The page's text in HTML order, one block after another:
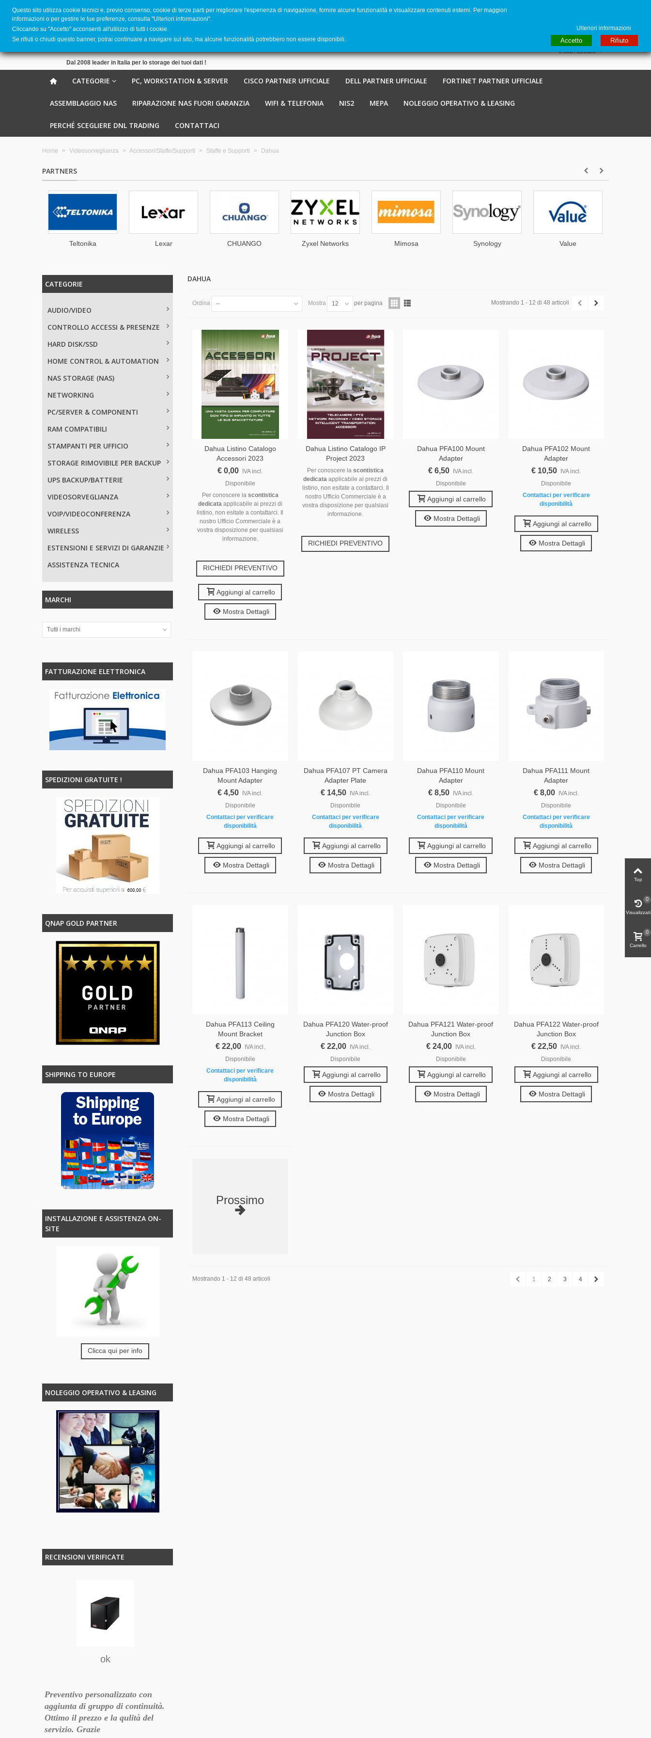
Dal 2008 leader in Italia per lo storage dei tuoi dati !
Il Mio Account
CATEGORIE PC, WORKSTATION & SERVER CISCO PARTNER UFFICIALE DELL PARTNER UFFICIALE FORTINET PARTNER UFFICIALE
ASSEMBLAGGIO NAS RIPARAZIONE NAS FUORI GARANZIA WIFI & TELEFONIA NIS2 MEPA NOLEGGIO OPERATIVO & LEASING
PERCHÉ SCEGLIERE DNL TRADING CONTATTACI
Home > Videosorveglianza > Accessori/Staffe/Supporti > Staffe e Supporti > Dahua
PARTNERS
Teltonika Lexar CHUANGO Zyxel Networks Mimosa Synology Value
CATEGORIE
AUDIO/VIDEO
CONTROLLO ACCESSI & PRESENZE
HARD DISK/SSD
HOME CONTROL & AUTOMATION
NAS STORAGE (NAS)
NETWORKING
PC/SERVER & COMPONENTI
RAM COMPATIBILI
STAMPANTI PER UFFICIO
STORAGE RIMOVIBILE PER BACKUP
UPS BACKUP/BATTERIE
VIDEOSORVEGLIANZA
VOIP/VIDEOCONFERENZA
WIRELESS
ESTENSIONI E SERVIZI DI GARANZIE
ASSISTENZA TECNICA
MARCHI
Tutti i marchi
FATTURAZIONE ELETTRONICA
SPEDIZIONI GRATUITE !
QNAP GOLD PARTNER
SHIPPING TO EUROPE
INSTALLAZIONE E ASSISTENZA ON-
SITE
Clicca qui per info
NOLEGGIO OPERATIVO & LEASING
RECENSIONI VERIFICATE
ok
Preventivo personalizzato con
aggiunta di gruppo di continuità.
Ottimo il prezzo e la qulità del
servizio. Grazie
DAHUA
Ordina -- Mostra 12 per pagina Mostrando 1 - 12 di 48 articoli
Dahua Listino Catalogo
Accessori 2023
€ 0,00
IVA incl.
Disponibile
Per conoscere la scontistica
dedicataapplicabile ai prezzi di
listino, non esitate a contattarci. Il
nostro Ufficio Commerciale è a
vostra disposizione per qualsiasi
informazione.
RICHIEDI PREVENTIVO
Aggiungi al carrello
Mostra Dettagli
Dahua Listino Catalogo IP
Project 2023
Per conoscere lascontistica
dedicata applicabile ai prezzi di
listino, non esitate a contattarci. Il
nostro Ufficio Commerciale è a
vostra disposizione per qualsiasi
informazione.
RICHIEDI PREVENTIVO
Dahua PFA100 Mount
Adapter
€ 6,50
IVA incl.
Disponibile
Aggiungi al carrello
Mostra Dettagli
Dahua PFA102 Mount
Adapter
€ 10,50
IVA incl.
Disponibile
Contattaci per verificare
disponibilità
Aggiungi al carrello
Mostra Dettagli
Dahua PFA103 Hanging
Mount Adapter
€ 4,50
IVA incl.
Disponibile
Contattaci per verificare
disponibilità
Aggiungi al carrello
Mostra Dettagli
Dahua PFA107 PT Camera
Adapter Plate
€ 14,50
IVA incl.
Disponibile
Contattaci per verificare
disponibilità
Aggiungi al carrello
Mostra Dettagli
Dahua PFA110 Mount
Adapter
€ 8,50
IVA incl.
Disponibile
Contattaci per verificare
disponibilità
Aggiungi al carrello
Mostra Dettagli
Dahua PFA111 Mount
Adapter
€ 8,00
IVA incl.
Disponibile
Contattaci per verificare
disponibilità
Aggiungi al carrello
Mostra Dettagli
Dahua PFA113 Ceiling
Mount Bracket
€ 22,00 IVA incl.
Disponibile
Contattaci per verificare
disponibilità
Aggiungi al carrello
Mostra Dettagli
Dahua PFA120 Water-proof
Junction Box
€ 22,00 IVA incl.
Disponibile
Aggiungi al carrello
Mostra Dettagli
Dahua PFA121 Water-proof
Junction Box
€ 24,00 IVA incl.
Disponibile
Aggiungi al carrello
Mostra Dettagli
Dahua PFA122 Water-proof
Junction Box
€ 22,50 IVA incl.
Disponibile
Aggiungi al carrello
Mostra Dettagli
Prossimo
1 2 3 4
Mostrando 1 - 12 di 48 articoli
Top
Visualizzati
0
Carrello
0
Questo sito utilizza cookie tecnici e, previo consenso, cookie di terze parti per migliorare l'esperienza di navigazione, fornire alcune funzionalità e visualizzare contenuti esterni. Per maggiori
informazioni o per gestire le tue preferenze, consulta "Ulteriori informazioni".
Cliccando su ''Accetto'' acconsenti all'utilizzo di tutti i cookie.
Se rifiuti o chiudi questo banner, potrai continuare a navigare sul sito, ma alcune funzionalità potrebbero non essere disponibili.
Ulteriori informazioni
Accetto Rifiuto